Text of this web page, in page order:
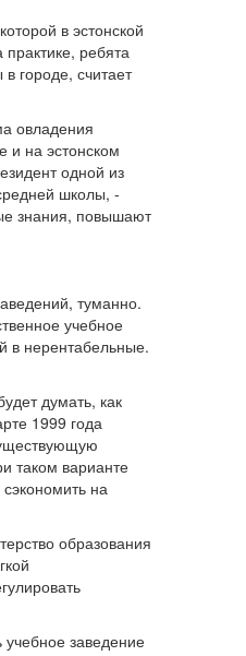
в эстонской
ребята
городе, считает
овладения
и на эстонском
одной из
школы, -
знания, повышают
туманно.
учебное
в нерентабельные.
думать, как
1999 года
таком варианте
на
образования
учебное заведение